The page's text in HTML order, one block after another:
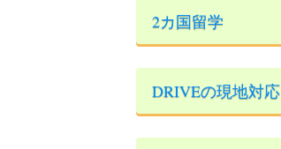
2カ国留学
DRIVEの現地対応